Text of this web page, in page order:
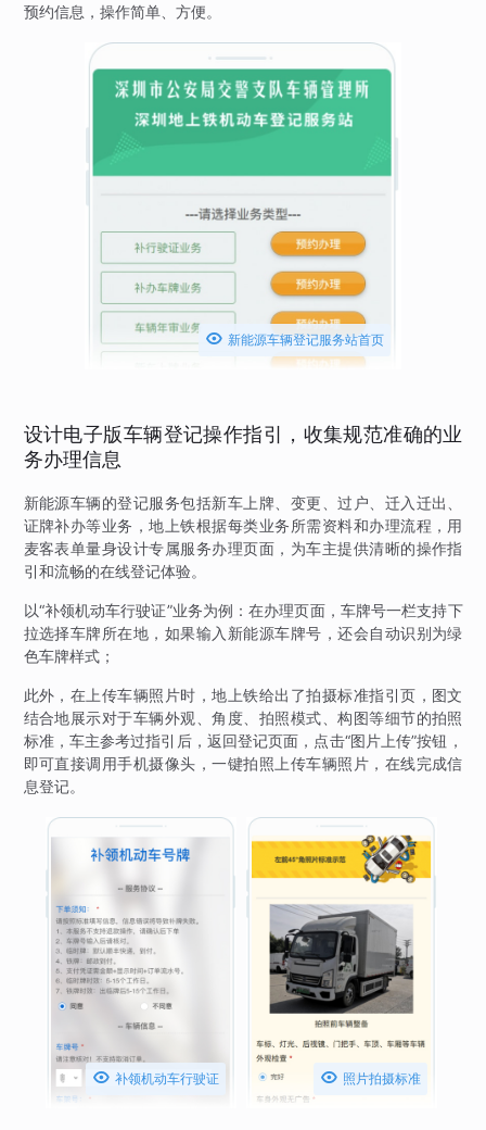
预约信息，操作简单、方便。
 新能源车辆登记服务站首页
设计电子版车辆登记操作指引，收集规范准确的业
务办理信息
新能源车辆的登记服务包括新车上牌、变更、过户、迁入迁出、
证牌补办等业务，地上铁根据每类业务所需资料和办理流程，用
麦客表单量身设计专属服务办理页面，为车主提供清晰的操作指
引和流畅的在线登记体验。
以“补领机动车行驶证”业务为例：在办理页面，车牌号一栏支持下
拉选择车牌所在地，如果输入新能源车牌号，还会自动识别为绿
色车牌样式；
此外，在上传车辆照片时，地上铁给出了拍摄标准指引页，图文
结合地展示对于车辆外观、角度、拍照模式、构图等细节的拍照
标准，车主参考过指引后，返回登记页面，点击“图片上传”按钮，
即可直接调用手机摄像头，一键拍照上传车辆照片，在线完成信
息登记。
 补领机动车行驶证  照片拍摄标准